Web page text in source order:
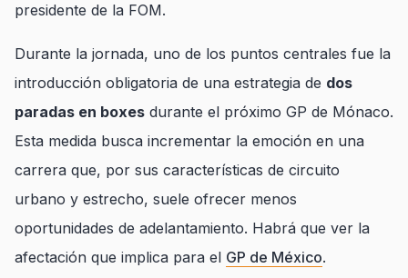
presidente de la FOM.
Durante la jornada, uno de los puntos centrales fue la
introducción obligatoria de una estrategia de dos
paradas en boxes durante el próximo GP de Mónaco.
Esta medida busca incrementar la emoción en una
carrera que, por sus características de circuito
urbano y estrecho, suele ofrecer menos
oportunidades de adelantamiento. Habrá que ver la
afectación que implica para el GP de México.